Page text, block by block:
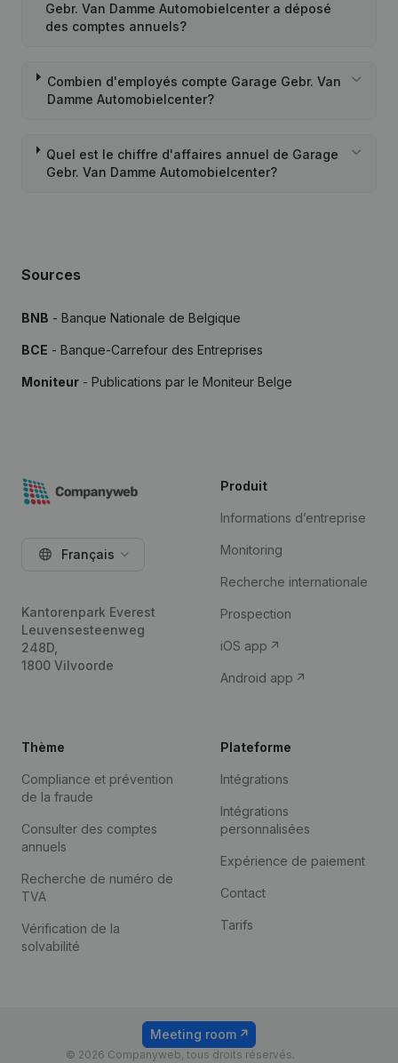
Gebr. Van Damme Automobielcenter a déposé
des comptes annuels?
Combien d'employés compte Garage Gebr. Van
Damme Automobielcenter?
Quel est le chiffre d'affaires annuel de Garage
Gebr. Van Damme Automobielcenter?
Sources
BNB - Banque Nationale de Belgique
BCE - Banque-Carrefour des Entreprises
Moniteur - Publications par le Moniteur Belge
Français
Kantorenpark Everest
Leuvensesteenweg
248D,
1800 Vilvoorde
Produit
Informations d’entreprise
Monitoring
Recherche internationale
Prospection
iOS app
Android app
Thème
Compliance et prévention
de la fraude
Consulter des comptes
annuels
Recherche de numéro de
TVA
Vérification de la
solvabilité
Plateforme
Intégrations
Intégrations
personnalisées
Expérience de paiement
Contact
Tarifs
© 2026 Companyweb, tous droits réservés.
Meeting room